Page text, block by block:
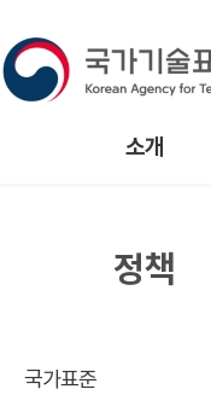
소개
정책
국가표준